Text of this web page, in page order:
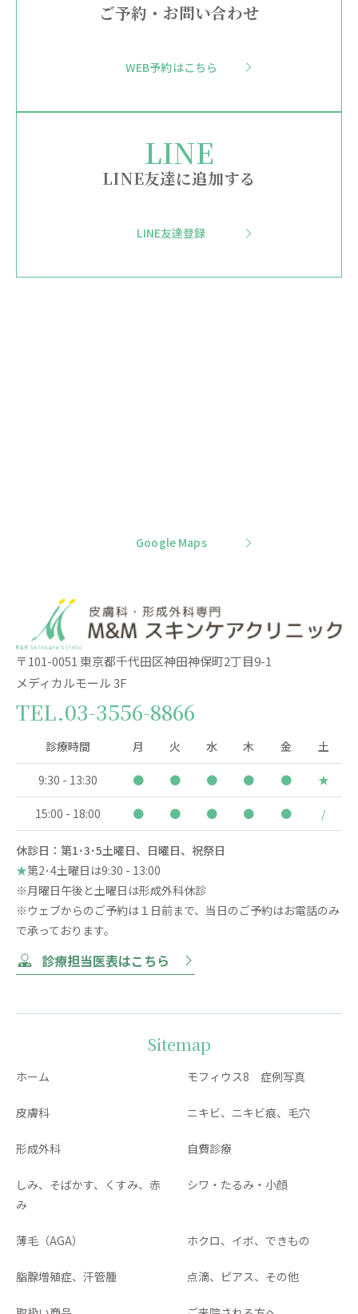
ご予約・お問い合わせ
WEB予約はこちら
LINE友達に追加する
LINE友達登録
Google Maps
〒101-0051 東京都千代田区神田神保町2丁目9-1
メディカルモール 3F
TEL.03-3556-8866
診療時間 月 火 水 木 金 土
9:30 - 13:30 ● ● ● ● ● ★
15:00 - 18:00 ● ● ● ● ● /
休診日：第1･3･5土曜日、日曜日、祝祭日
★第2･4土曜日は9:30 - 13:00
※月曜日午後と土曜日は形成外科休診
※ウェブからのご予約は１日前まで、当日のご予約はお電話のみ
で承っております。
診療担当医表はこちら
Sitemap
ホーム モフィウス8 症例写真
皮膚科 ニキビ、ニキビ痕、毛穴
形成外科 自費診療
しみ、そばかす、くすみ、赤
み
シワ・たるみ・小顔
薄毛（AGA） ホクロ、イボ、できもの
脂腺増殖症、汗管腫 点滴、ピアス、その他